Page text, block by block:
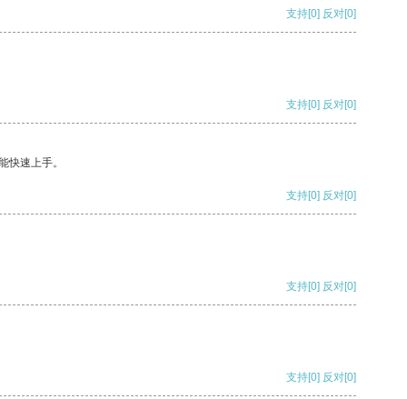
支持[0] 反对[0]
支持[0] 反对[0]
快速上手。
支持[0] 反对[0]
支持[0] 反对[0]
支持[0] 反对[0]